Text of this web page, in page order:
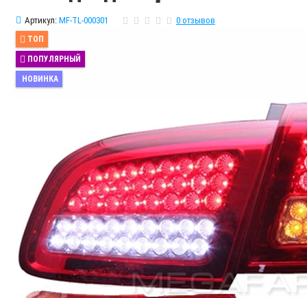
Артикул: MF-TL-000301 0 отзывов
ТОП
ПОПУЛЯРНЫЙ
НОВИНКА